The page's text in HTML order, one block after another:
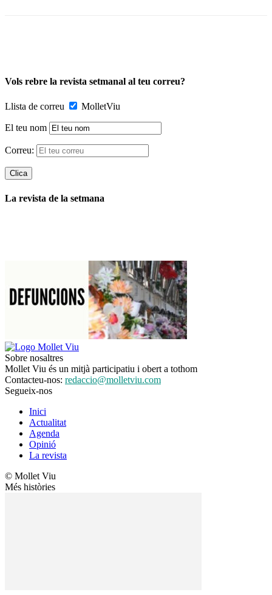
Vols rebre la revista setmanal al teu correu?
Llista de correu MolletViu
El teu nom
Correu:
La revista de la setmana
Sobre nosaltres
Mollet Viu és un mitjà participatiu i obert a tothom
Contacteu-nos: redaccio@molletviu.com
Segueix-nos
Inici
Actualitat
Agenda
Opinió
La revista
© Mollet Viu
Més històries